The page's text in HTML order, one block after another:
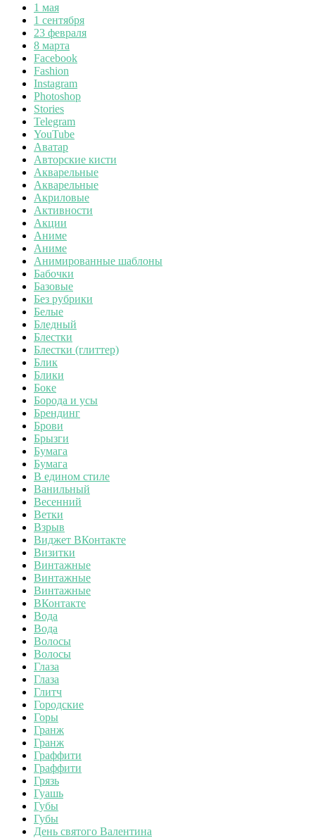
1 мая
1 сентября
23 февраля
8 марта
Facebook
Fashion
Instagram
Photoshop
Stories
Telegram
YouTube
Аватар
Авторские кисти
Акварельные
Акварельные
Акриловые
Активности
Акции
Аниме
Аниме
Анимированные шаблоны
Бабочки
Базовые
Без рубрики
Белые
Бледный
Блестки
Блестки (глиттер)
Блик
Блики
Боке
Борода и усы
Брендинг
Брови
Брызги
Бумага
Бумага
В едином стиле
Ванильный
Весенний
Ветки
Взрыв
Виджет ВКонтакте
Визитки
Винтажные
Винтажные
Винтажные
ВКонтакте
Вода
Вода
Волосы
Волосы
Глаза
Глаза
Глитч
Городские
Горы
Гранж
Гранж
Граффити
Граффити
Грязь
Гуашь
Губы
Губы
День святого Валентина